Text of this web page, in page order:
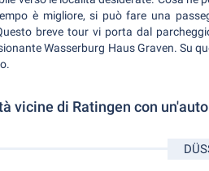
è migliore, si può fare una
breve tour vi porta dal
Wasserburg Haus Graven. Su
vicine di Ratingen con